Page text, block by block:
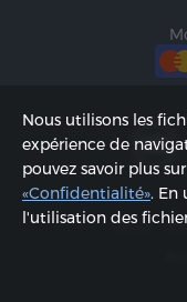
2002 -
Nous utilisons les
expérience de
pouvez savoir plus
«Confidentialité». En
l'utilisation des